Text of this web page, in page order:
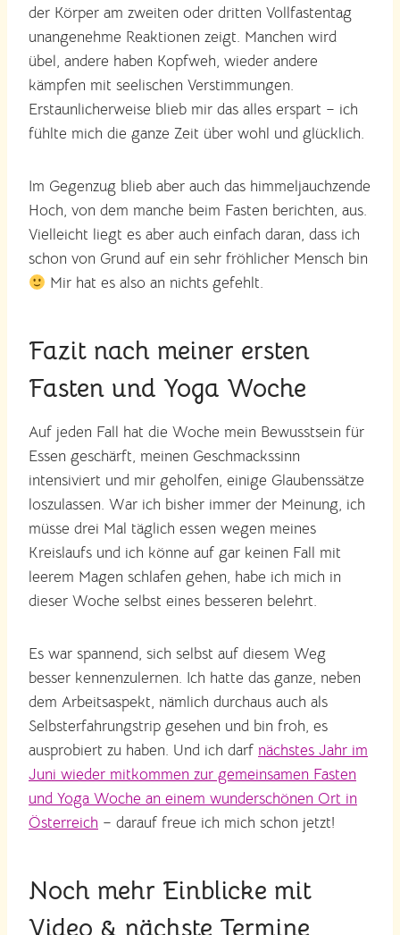
der Körper am zweiten oder dritten Vollfastentag
unangenehme Reaktionen zeigt. Manchen wird
übel, andere haben Kopfweh, wieder andere
kämpfen mit seelischen Verstimmungen.
Erstaunlicherweise blieb mir das alles erspart – ich
fühlte mich die ganze Zeit über wohl und glücklich.
Im Gegenzug blieb aber auch das himmeljauchzende
Hoch, von dem manche beim Fasten berichten, aus.
Vielleicht liegt es aber auch einfach daran, dass ich
schon von Grund auf ein sehr fröhlicher Mensch bin
Mir hat es also an nichts gefehlt.
Fazit nach meiner ersten
Fasten und Yoga Woche
Auf jeden Fall hat die Woche mein Bewusstsein für
Essen geschärft, meinen Geschmackssinn
intensiviert und mir geholfen, einige Glaubenssätze
loszulassen. War ich bisher immer der Meinung, ich
müsse drei Mal täglich essen wegen meines
Kreislaufs und ich könne auf gar keinen Fall mit
leerem Magen schlafen gehen, habe ich mich in
dieser Woche selbst eines besseren belehrt.
Es war spannend, sich selbst auf diesem Weg
besser kennenzulernen. Ich hatte das ganze, neben
dem Arbeitsaspekt, nämlich durchaus auch als
Selbsterfahrungstrip gesehen und bin froh, es
ausprobiert zu haben. Und ich darf nächstes Jahr im
Juni wieder mitkommen zur gemeinsamen Fasten
und Yoga Woche an einem wunderschönen Ort in
Österreich – darauf freue ich mich schon jetzt!
Noch mehr Einblicke mit
Video & nächste Termine